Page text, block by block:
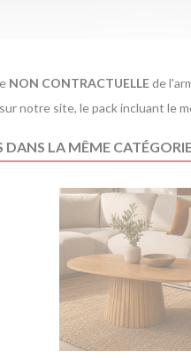
NON CONTRACTUELLEde
notre site, le pack incluant le
LA MÊME